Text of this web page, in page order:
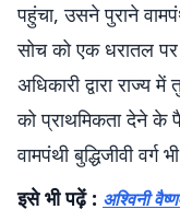
पहुंचा, उसने पुराने
सोच को एक धरातल
अधिकारी द्वारा राज्य
को प्राथमिकता देने के
वामपंथी बुद्धिजीवी वर्ग
इसे भी पढ़ें : अश्विनी